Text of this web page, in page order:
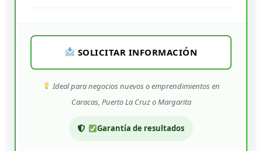
SOLICITAR INFORMACIÓN
Ideal para negocios nuevos o emprendimientos en
Caracas, Puerto La Cruz o Margarita
Garantía de resultados